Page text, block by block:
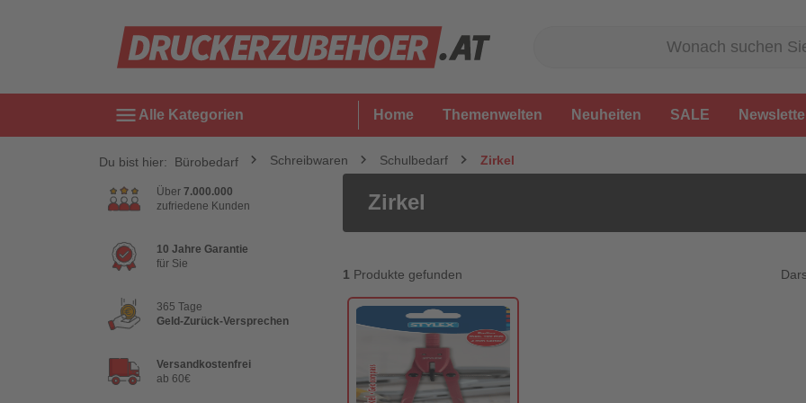
menu Alle Kategorien Home Themenwelten Neuheiten SALE
Du bist hier: Bürobedarf Schreibwaren Schulbedarf Zirkel
Zirkel
Über 7.000.000
zufriedene Kunden
10 Jahre Garantie
für Sie
365 Tage
Geld-Zurück-Versprechen
Versandkostenfrei
ab 60€
1 Produkte gefunden